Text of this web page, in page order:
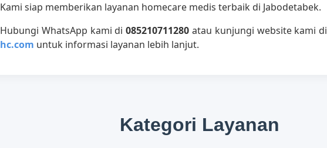
Kami siap memberikan layanan homecare medis terbaik di Jabodetabek.
Hubungi WhatsApp kami di085210711280 atau kunjungi website kami di
hc.com untuk informasi layanan lebih lanjut.
Kategori Layanan